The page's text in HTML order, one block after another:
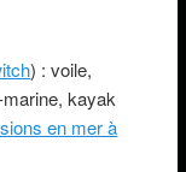
) : voile,
kayak
en mer à